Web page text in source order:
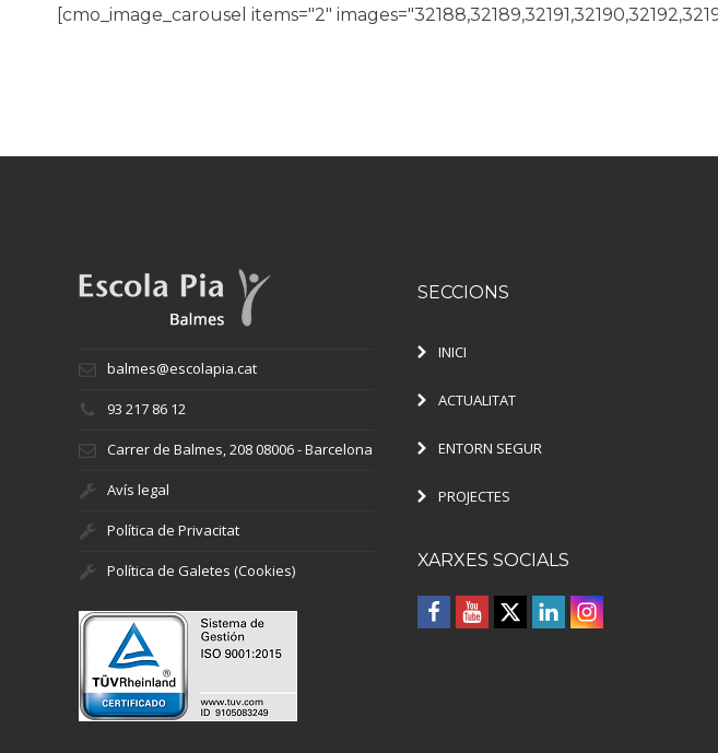
[cmo_image_carousel items="2"
balmes@escolapia.cat
93 217 86 12
Carrer de Balmes, 208 08006 - Barcelona
Avís legal
Política de Privacitat
Política de Galetes (Cookies)
SECCIONS
INICI
ACTUALITAT
ENTORN SEGUR
PROJECTES
XARXES SOCIALS